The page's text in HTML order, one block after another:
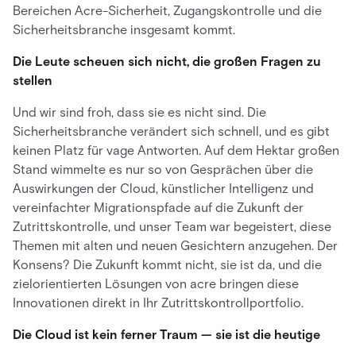
Bereichen Acre-Sicherheit, Zugangskontrolle und die
Sicherheitsbranche insgesamt kommt.
Die Leute scheuen sich nicht, die großen Fragen zu
stellen
Und wir sind froh, dass sie es nicht sind. Die
Sicherheitsbranche verändert sich schnell, und es gibt
keinen Platz für vage Antworten. Auf dem Hektar großen
Stand wimmelte es nur so von Gesprächen über die
Auswirkungen der Cloud, künstlicher Intelligenz und
vereinfachter Migrationspfade auf die Zukunft der
Zutrittskontrolle, und unser Team war begeistert, diese
Themen mit alten und neuen Gesichtern anzugehen. Der
Konsens? Die Zukunft kommt nicht, sie ist da, und die
zielorientierten Lösungen von acre bringen diese
Innovationen direkt in Ihr Zutrittskontrollportfolio.
Die Cloud ist kein ferner Traum — sie ist die heutige